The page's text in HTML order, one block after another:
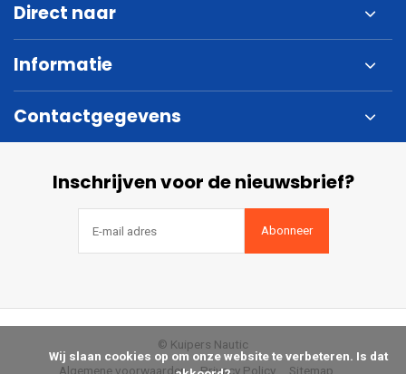
Direct naar
Informatie
Contactgegevens
Inschrijven voor de nieuwsbrief?
Abonneer
Algemene voorwaarden Privacy Policy Sitemap
© Kuipers Nautic